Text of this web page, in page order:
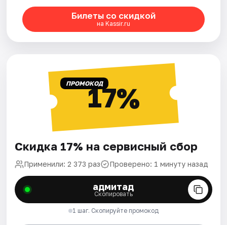
Рейтинги
Билеты со скидкой
на Kassir.ru
ПРОМОКОД17%
Скидка 17% на сервисный сбор
Применили: 2 373 раз Проверено: 1 минуту назад
адмитад
Скопировать
1 шаг. Скопируйте промокод